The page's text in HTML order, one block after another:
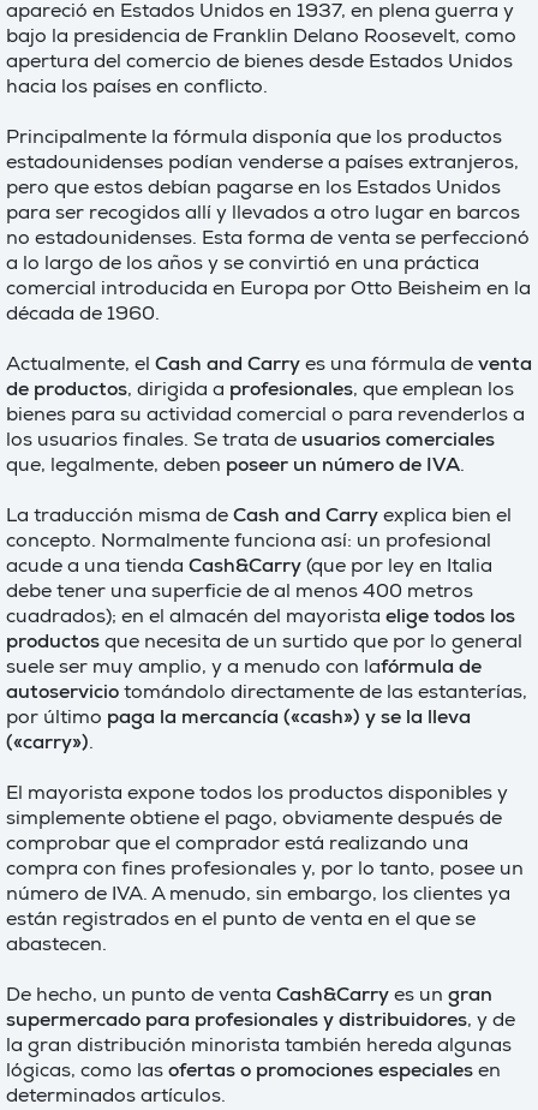
apareció en Estados Unidos en 1937, en plena guerra y
bajo la presidencia de Franklin Delano Roosevelt, como
apertura del comercio de bienes desde Estados Unidos
hacia los países en conflicto.
Principalmente la fórmula disponía que los productos
estadounidenses podían venderse a países extranjeros,
pero que estos debían pagarse en los Estados Unidos
para ser recogidos allí y llevados a otro lugar en barcos
no estadounidenses. Esta forma de venta se perfeccionó
a lo largo de los años y se convirtió en una práctica
comercial introducida en Europa por Otto Beisheim en la
década de 1960.
Actualmente, el Cash and Carry es una fórmula de venta
de productos, dirigida a profesionales, que emplean los
bienes para su actividad comercial o para revenderlos a
los usuarios finales. Se trata de usuarios comerciales
que, legalmente, deben poseer un número de IVA.
La traducción misma de Cash and Carry explica bien el
concepto. Normalmente funciona así: un profesional
acude a una tienda Cash&Carry (que por ley en Italia
debe tener una superficie de al menos 400 metros
cuadrados); en el almacén del mayorista elige todos los
productos que necesita de un surtido que por lo general
suele ser muy amplio, y a menudo con lafórmula de
autoservicio tomándolo directamente de las estanterías,
por último paga la mercancía («cash») y se la lleva
(«carry»).
El mayorista expone todos los productos disponibles y
simplemente obtiene el pago, obviamente después de
comprobar que el comprador está realizando una
compra con fines profesionales y, por lo tanto, posee un
número de IVA. A menudo, sin embargo, los clientes ya
están registrados en el punto de venta en el que se
abastecen.
De hecho, un punto de venta Cash&Carry es un gran
supermercado para profesionales y distribuidores, y de
la gran distribución minorista también hereda algunas
lógicas, como las ofertas o promociones especiales en
determinados artículos.